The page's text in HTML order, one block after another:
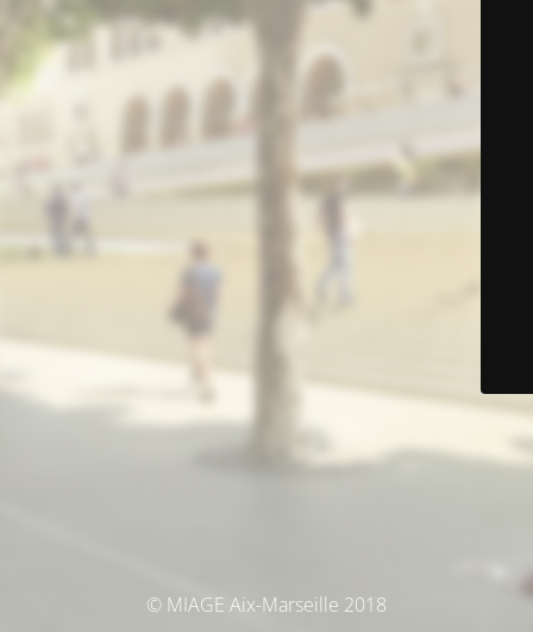
© MIAGE Aix-Marseille 2018